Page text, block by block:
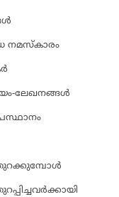
നമസ്‌കാരം
ലേഖനങ്ങള്‍